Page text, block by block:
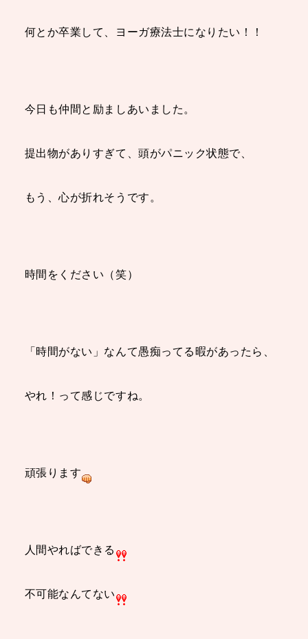
何とか卒業して、ヨーガ療法士になりたい！！
今日も仲間と励ましあいました。
提出物がありすぎて、頭がパニック状態で、
もう、心が折れそうです。
時間をください（笑）
「時間がない」なんて愚痴ってる暇があったら、
やれ！って感じですね。
頑張ります
人間やればできる
不可能なんてない